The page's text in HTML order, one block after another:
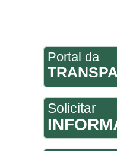
Portal da
Solicitar